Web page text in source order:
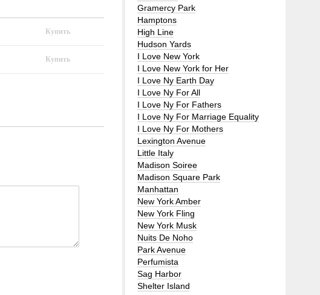
Gramercy Park
Hamptons
High Line
Hudson Yards
I Love New York
I Love New York for Her
I Love Ny Earth Day
I Love Ny For All
I Love Ny For Fathers
I Love Ny For Marriage Equality
I Love Ny For Mothers
Lexington Avenue
Little Italy
Madison Soiree
Madison Square Park
Manhattan
New York Amber
New York Fling
New York Musk
Nuits De Noho
Park Avenue
Perfumista
Sag Harbor
Shelter Island